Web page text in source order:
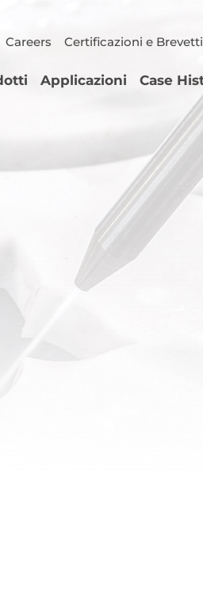
Careers Certificazioni e Brevetti
Applicazioni Case